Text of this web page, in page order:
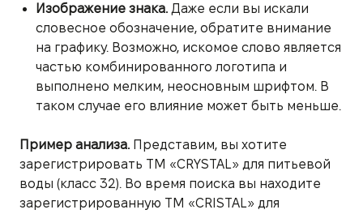
Изображение знака. Даже если вы искали
словесное обозначение, обратите внимание
на графику. Возможно, искомое слово является
частью комбинированного логотипа и
выполнено мелким, неосновным шрифтом. В
таком случае его влияние может быть меньше.
Пример анализа. Представим, вы хотите
зарегистрировать ТМ «CRYSTAL» для питьевой
воды (класс 32). Во время поиска вы находите
зарегистрированную ТМ «CRISTAL» для